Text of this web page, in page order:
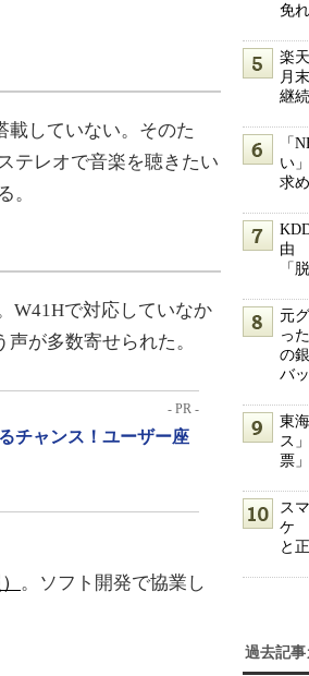
していない。そのた
テレオで音楽を聴きたい
。
W41Hで対応していなか
が多数寄せられた。
- PR -
チャンス！ユーザー座
。ソフト開発で協業し
免
楽
月
継
「
い
求
由
「
元
っ
の
バ
東
ス
票
ス
ケ
と
過去記